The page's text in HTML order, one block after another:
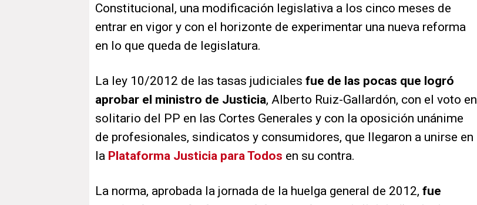
Constitucional, una modificación legislativa a los cinco meses de
entrar en vigor y con el horizonte de experimentar una nueva reforma
en lo que queda de legislatura.
La ley 10/2012 de las tasas judiciales fue de las pocas que logró
aprobar el ministro de Justicia, Alberto Ruiz-Gallardón, con el voto en
solitario del PP en las Cortes Generales y con la oposición unánime
de profesionales, sindicatos y consumidores, que llegaron a unirse en
la Plataforma Justicia para Todos en su contra.
La norma, aprobada la jornada de la huelga general de 2012, fue